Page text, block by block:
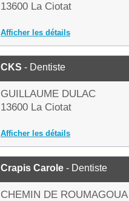
13600 La Ciotat
Afficher les détails
CKS - Dentiste
GUILLAUME DULAC
13600 La Ciotat
Afficher les détails
Crapis Carole - Dentiste
CHEMIN DE ROUMAGOUA